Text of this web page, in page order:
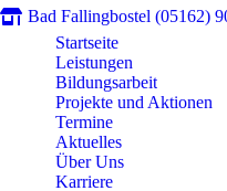
Bad Fallingbostel (05162)
Startseite
Leistungen
Bildungsarbeit
Projekte und Aktionen
Termine
Aktuelles
Über Uns
Karriere